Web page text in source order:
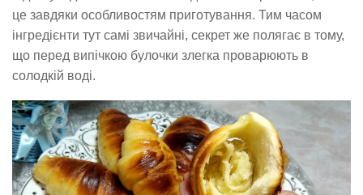
це завдяки особливостям приготування. Тим часом
інгредієнти тут самі звичайні, секрет же полягає в тому,
що перед випічкою булочки злегка проварюють в
солодкій воді.